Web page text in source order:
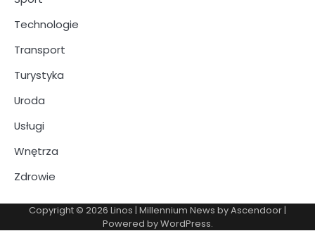
Technologie
Transport
Turystyka
Uroda
Usługi
Wnętrza
Zdrowie
Copyright © 2026 Linos | Millennium News byAscendoor|
Powered byWordPress.